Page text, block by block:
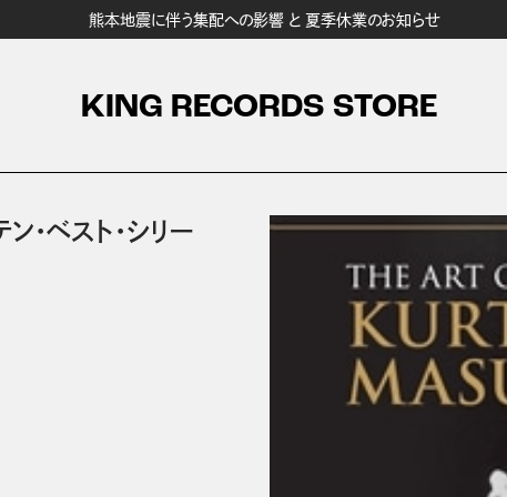
熊本地震に伴う集配への影響 と 夏季休業のお知らせ
KING RECORDS STORE
・ベスト・シリー